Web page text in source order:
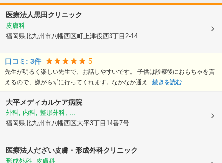
医療法人黒田クリニック
皮膚科
福岡県北九州市八幡西区町上津役西3丁目2-14
口コミ: 3件 5
先生が明るく楽しい先生で、お話しやすいです。 子供は診察後におもちゃを貰
えるので、嫌がらずに行ってくれます。なかなか通え... 続きを読む
大平メディカルケア病院
外科, 内科, 整形外科, ...
福岡県北九州市八幡西区大平3丁目14番7号
医療法人だざい皮膚・形成外科クリニック
形成外科, 皮膚科